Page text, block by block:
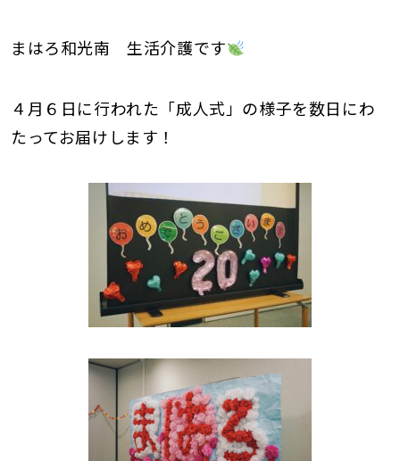
まはろ和光南 生活介護です
４月６日に行われた「成人式」の様子を数日にわ
たってお届けします！